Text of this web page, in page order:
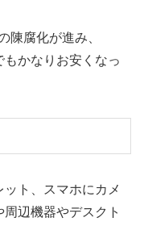
陳腐化が進み、
かなりお安くなっ
ト、スマホにカメ
辺機器やデスクト